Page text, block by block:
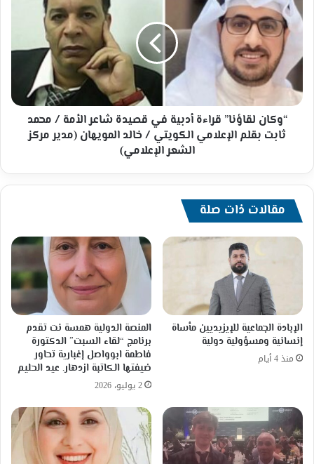
الذكية
الفاخرة
بدولة
الإمارات
قراءة
أدبية
قصيدة
شاعر
الأمة
/
محمد
الكويتي
خالد
المويهان
(مدير
الإعلامي)
“وكان لقاؤنا” قراءة أدبية في قصيدة شاعر الأمة / محمد
ثابت بقلم الإعلامي الكويتي / خالد المويهان (مدير مركز
الشعر الإعلامي)
مقالات ذات صلة
الإبادة الجماعية للإيزيديين مأساة
إنسانية ومسؤولية دولية
منذ 4 أيام
المنصة الدولية همسة نت تقدم
برنامج “لقاء السبت” الدكتورة
فاطمة ابوواصل إغبارية تحاور
ضيفتها الكاتبة ازدهار. عيد الحليم
2 يوليو، 2026